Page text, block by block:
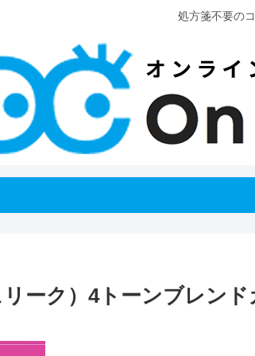
処方箋不要の
ーク）4トーンブレン